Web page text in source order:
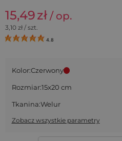
15,49zł / op.
3,10 zł / szt.
4.8
Kolor:Czerwony
Rozmiar:15x20 cm
Tkanina:Welur
Zobacz wszystkie parametry